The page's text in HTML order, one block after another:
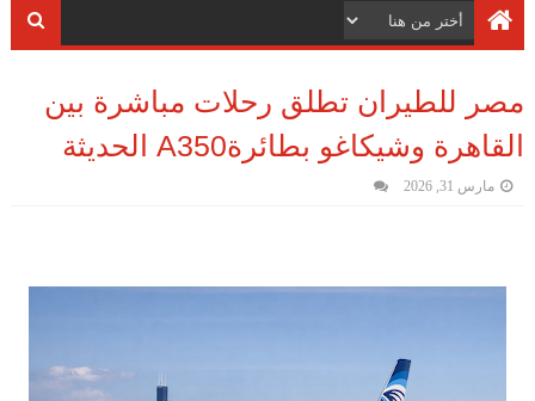
مصر للطيران تطلق رحلات مباشرة بين
القاهرة وشيكاغو بطائرةA350 الحديثة
مارس 31, 2026